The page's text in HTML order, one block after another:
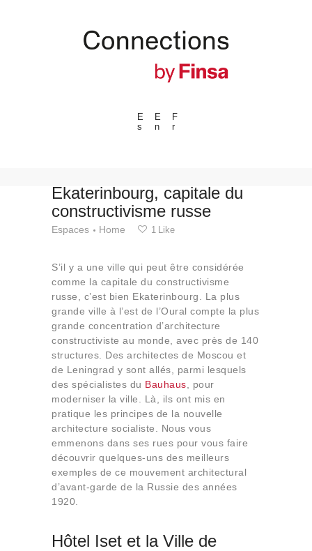
E
s
E
n
F
r
---ENLACES---
Événements
Espaces
Matériels
Connexion avec
Collaborations
Qui sommes-nous
Contact
Ekaterinbourg, capitale du
constructivisme russe
Espaces Home 1 Like
S’il y a une ville qui peut être considérée
comme la capitale du constructivisme
russe, c’est bien Ekaterinbourg. La plus
grande ville à l’est de l’Oural compte la plus
grande concentration d’architecture
constructiviste au monde, avec près de 140
structures. Des architectes de Moscou et
de Leningrad y sont allés, parmi lesquels
des spécialistes du Bauhaus , pour
moderniser la ville. Là, ils ont mis en
pratique les principes de la nouvelle
architecture socialiste. Nous vous
emmenons dans ses rues pour vous faire
découvrir quelques-uns des meilleurs
exemples de ce mouvement architectural
d’avant-garde de la Russie des années
1920.
Hôtel Iset et la Ville de